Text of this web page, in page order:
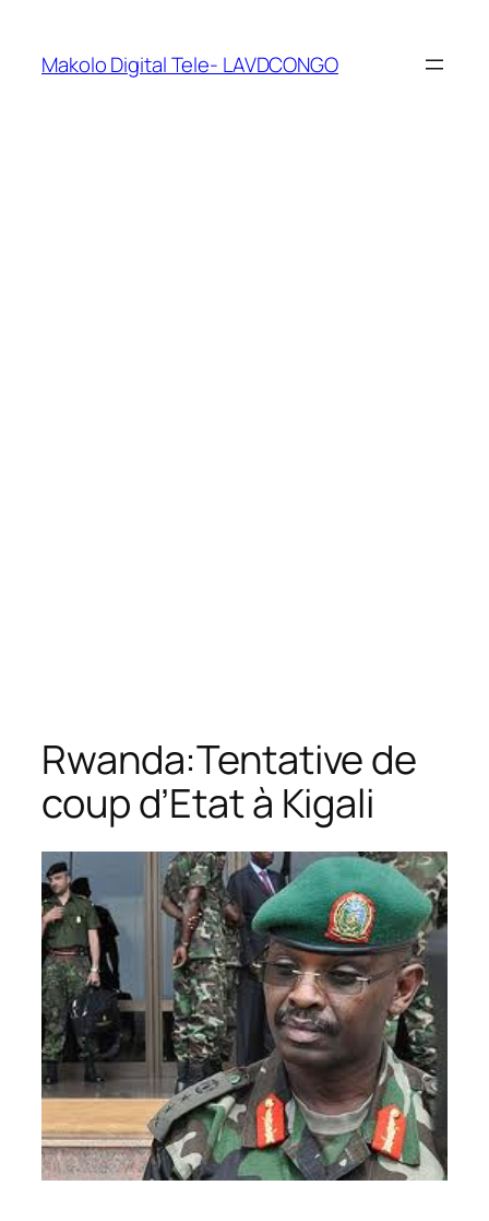
Makolo Digital Tele- LAVDCONGO
Rwanda:Tentative de
coup d’Etat à Kigali